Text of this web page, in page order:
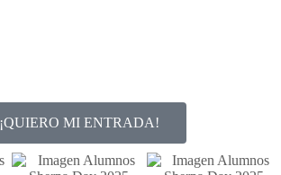
¡QUIERO MI ENTRADA!